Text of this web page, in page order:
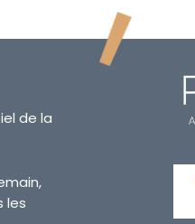
de la
les